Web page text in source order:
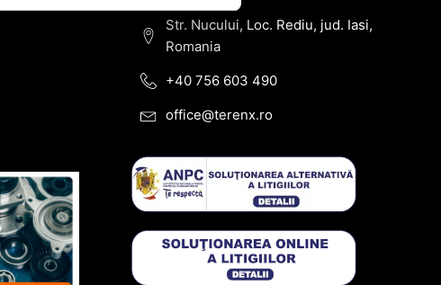
Str. Nucului, Loc. Rediu, jud. Iasi,
Romania
+40 756 603 490
office@terenx.ro